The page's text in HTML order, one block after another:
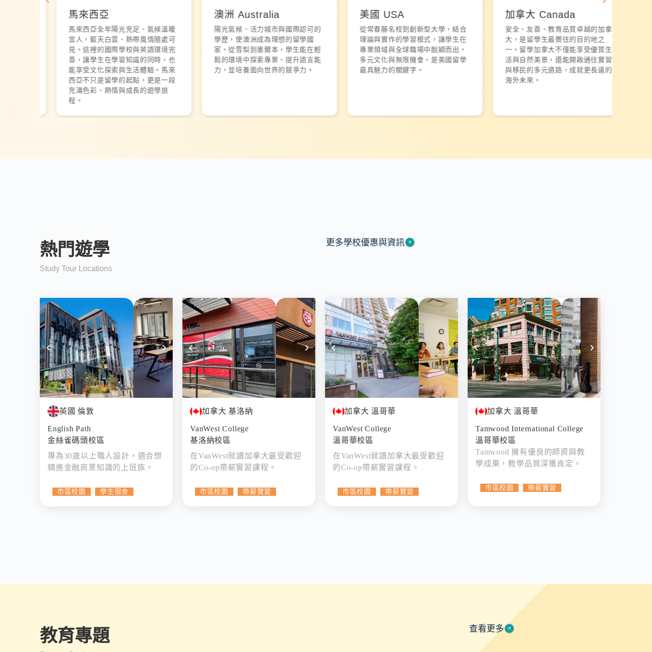
馬來西亞
馬來西亞全年陽光充足、氣候溫暖
宜人，藍天白雲、熱帶風情隨處可
見。這裡的國際學校與英語環境完
善，讓學生在學習知識的同時，也
能享受文化探索與生活體驗。馬來
西亞不只是留學的起點，更是一段
充滿色彩、熱情與成長的遊學旅
澳洲 Australia
陽光氣候、活力城市與國際認可的
學歷，使澳洲成為理想的留學國
家。從雪梨到墨爾本，學生能在輕
鬆的環境中探索專業、提升語言能
力，並培養面向世界的競爭力。
美國 USA
從常春藤名校到創新型大學，結合
理論與實作的學習模式，讓學生在
專業領域與全球職場中脫穎而出。
多元文化與無限機會，是美國留學
最具魅力的關鍵字。
加拿大 Canada
安全、友善、教育品質卓越的加拿
大，是留學生最嚮往的目的地之
一。留學加拿大不僅能享受優質生
活與自然美景，還能開啟通往實習
與移民的多元道路，成就更長遠的
海外未來。
熱門遊學
Study Tour Locations
更多學校優惠與資訊
英國 倫敦
English Path
金絲雀碼頭校區
專為30歲以上職人設計，適合想
精進金融商業知識的上班族。
市區校園 學生宿舍
加拿大 基洛納
VanWest College
基洛納校區
在VanWest就讀加拿大最受歡迎
的Co-op帶薪實習課程。
市區校園 帶薪實習
加拿大 溫哥華
VanWest College
溫哥華校區
在VanWest就讀加拿大最受歡迎
的Co-op帶薪實習課程。
市區校園 帶薪實習
加拿大 溫哥華
Tamwood International College
溫哥華校區
Tamwood 擁有優良的師資與教
學成果，教學品質深獲肯定。
市區校園 帶薪實習
教育專題 查看更多